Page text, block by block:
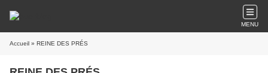
MENU
Accueil » REINE DES PRÉS